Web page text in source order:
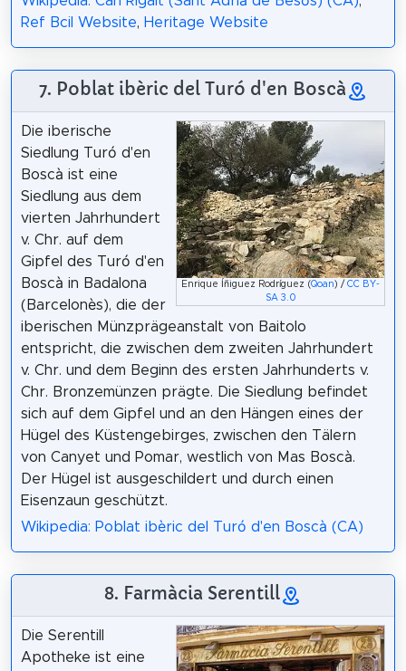
Ref Bcil Website, Heritage Website
7. Poblat ibèric del Turó d'en Boscà
Enrique Íñiguez Rodríguez (Qoan ) /CC BY-
SA 3.0
Die iberische
Siedlung Turó d'en
Boscà ist eine
Siedlung aus dem
vierten Jahrhundert
v. Chr. auf dem
Gipfel des Turó d'en
Boscà in Badalona
(Barcelonès), die der
iberischen Münzprägeanstalt von Baitolo
entspricht, die zwischen dem zweiten Jahrhundert
v. Chr. und dem Beginn des ersten Jahrhunderts v.
Chr. Bronzemünzen prägte. Die Siedlung befindet
sich auf dem Gipfel und an den Hängen eines der
Hügel des Küstengebirges, zwischen den Tälern
von Canyet und Pomar, westlich von Mas Boscà.
Der Hügel ist ausgeschildert und durch einen
Eisenzaun geschützt.
Wikipedia: Poblat ibèric del Turó d'en Boscà (CA)
8. Farmàcia Serentill
Die Serentill
Apotheke ist eine